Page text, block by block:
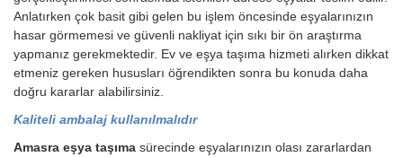
Anlatırken çok basit gibi gelen bu işlem öncesinde eşyalarınızın
hasar görmemesi ve güvenli nakliyat için sıkı bir ön araştırma
yapmanız gerekmektedir. Ev ve eşya taşıma hizmeti alırken dikkat
etmeniz gereken hususları öğrendikten sonra bu konuda daha
doğru kararlar alabilirsiniz.
Kaliteli ambalaj kullanılmalıdır
Amasra eşya taşıma sürecinde eşyalarınızın olası zararlardan